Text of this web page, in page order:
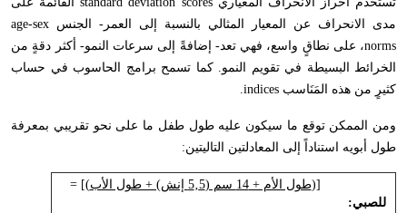
مدى الانحراف عن المعيار المثالي بالنسبة إلى العمر- الجنس age-sex
norms، على نطاقٍ واسع، فهي تعد- إضافةً إلى سرعات النمو- أكثر دقةٍ من
الخرائط البسيطة في تقويم النمو. كما تسمح برامج الحاسوب في حساب
كثيرٍ من هذه المَنَاسب indices
.
ومن الممكن توقع ما سيكون عليه طول طفل ما على نحو تقريبي بمعرفة
طول أبويه استناداً إلى المعادلتين التاليتين:
للصبي:
]
(طول الأم + 14 سم (5‚5 إنش) + طول الأب )
[
=